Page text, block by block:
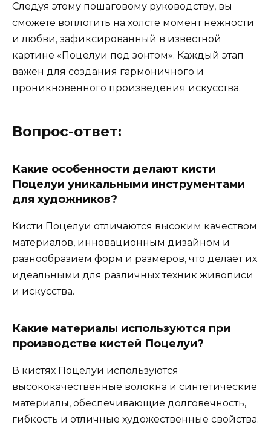
Следуя этому пошаговому руководству, вы
сможете воплотить на холсте момент нежности
и любви, зафиксированный в известной
картине «Поцелуи под зонтом». Каждый этап
важен для создания гармоничного и
проникновенного произведения искусства.
Вопрос-ответ:
Какие особенности делают кисти
Поцелуи уникальными инструментами
для художников?
Кисти Поцелуи отличаются высоким качеством
материалов, инновационным дизайном и
разнообразием форм и размеров, что делает их
идеальными для различных техник живописи
и искусства.
Какие материалы используются при
производстве кистей Поцелуи?
В кистях Поцелуи используются
высококачественные волокна и синтетические
материалы, обеспечивающие долговечность,
гибкость и отличные художественные свойства.